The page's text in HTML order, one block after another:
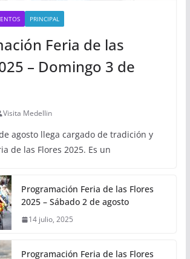
PRINCIPAL
Feria de las
– Domingo 3 de
Visita Medellin
agosto llega cargado de tradición y
de las Flores 2025. Es un
Programación Feria de las Flores
2025 – Sábado 2 de agosto
14 julio, 2025
Programación Feria de las Flores